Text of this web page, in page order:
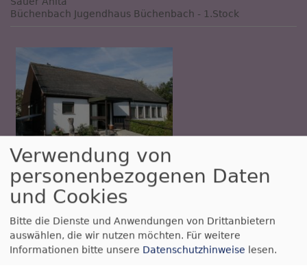
Büchenbach Jugendhaus Büchenbach - 1.Stock
So, 6.9. 9 Uhr
Gottesdienst
Prädikant Stefan Erlbacher
Roth-Rothaurach Dorfgemeinschaftshaus Rothaurach
Verwendung von
personenbezogenen Daten
und Cookies
Bitte die Dienste und Anwendungen von Drittanbietern
auswählen, die wir nutzen möchten. Für weitere
Informationen bitte unsere Datenschutzhinweise lesen.